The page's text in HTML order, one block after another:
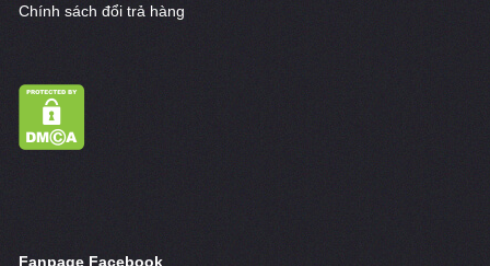
Chính sách đổi trả hàng
Fanpage Facebook